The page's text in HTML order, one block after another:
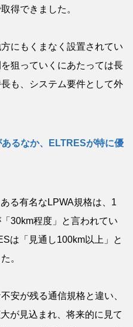
得できました。
にもくまなく設置されてい
狙っていくにあたっては長
も、システム要件として外
るなか、ELTRESが特に優
る有名なLPWA規格は、1
30km程度」と言われてい
は「見通し100km以上」と
。
安が残る通信規格と違い、
が見込まれ、将来的に見て